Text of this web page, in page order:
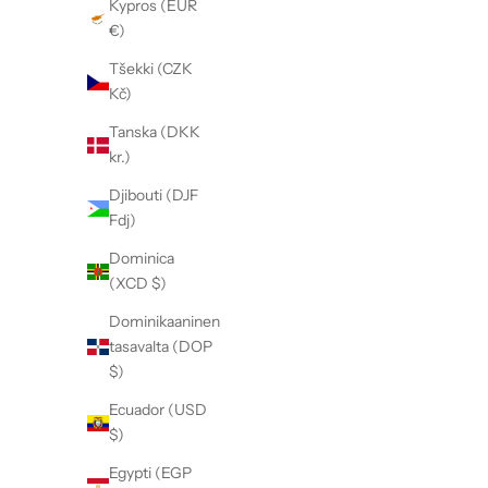
Kypros (EUR
€)
Tšekki (CZK
Kč)
Tanska (DKK
kr.)
Djibouti (DJF
Fdj)
Dominica
(XCD $)
Dominikaaninen
tasavalta (DOP
$)
Ecuador (USD
$)
Egypti (EGP
TILAA